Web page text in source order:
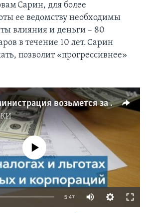
Сарин, для более
ее ведомству необходимы
влияния и деньги – 80
в течение 10 лет. Сарин
позволит «прогрессивнее»
Налоговая администрация возьмется за злостных неплательщиков
source currently available
5:47